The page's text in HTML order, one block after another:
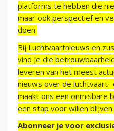
platforms te hebben die
maar ook perspectief en
doen.
Bij Luchtvaartnieuws en
vind je die
leveren van het meest
nieuws over de luchtvaart-
maakt ons een onmisbare
een stap voor willen blijven.
Abonneer je voor